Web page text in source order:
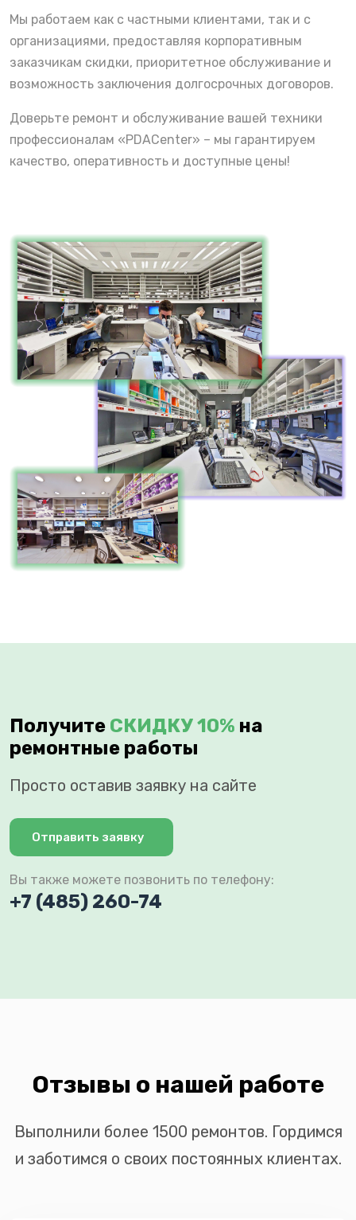
Мы работаем как с частными клиентами, так и с
организациями, предоставляя корпоративным
заказчикам скидки, приоритетное обслуживание и
возможность заключения долгосрочных договоров.
Доверьте ремонт и обслуживание вашей техники
профессионалам «PDACenter» – мы гарантируем
качество, оперативность и доступные цены!
Получите СКИДКУ 10% на
ремонтные работы
Просто оставив заявку на сайте
Отправить заявку
Вы также можете позвонить по телефону:
+7 (485) 260-74
Отзывы о нашей работе
Выполнили более 1500 ремонтов. Гордимся
и заботимся о своих постоянных клиентах.